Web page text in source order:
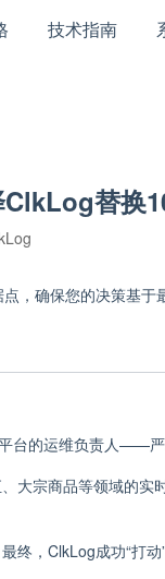
技术指南
替换
，确保您的决策基
台的运维负责人——严
大宗商品等领域的实
，ClkLog成功“打